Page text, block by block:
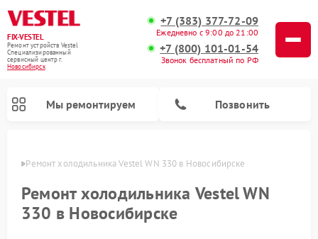
FIX-VESTEL
Ремонт устройств Vestel
Специализированный
cервисный центр г.
Новосибирск
+7 (383) 377-72-09
Ежедневно с 9:00 до 21:00
+7 (800) 101-01-54
Звонок бесплатный по РФ
Мы ремонтируем Позвонить
Ремонт холодильника Vestel WN 330 в Новосибирске
Ремонт холодильника Vestel WN
330 в Новосибирске